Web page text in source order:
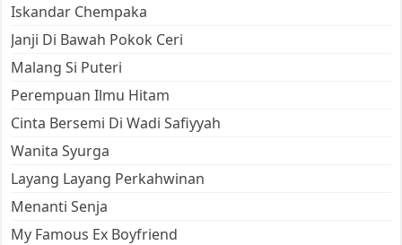
Iskandar Chempaka
Janji Di Bawah Pokok Ceri
Malang Si Puteri
Perempuan Ilmu Hitam
Cinta Bersemi Di Wadi Safiyyah
Wanita Syurga
Layang Layang Perkahwinan
Menanti Senja
My Famous Ex Boyfriend